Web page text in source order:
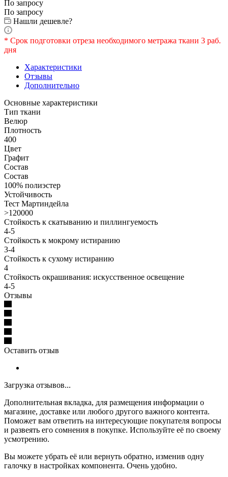
По запросу
По запросу
Нашли дешевле?
* Срок подготовки отреза необходимого метража ткани 3 раб.
дня
Характеристики
Отзывы
Дополнительно
Основные характеристики
Тип ткани
Велюр
Плотность
400
Цвет
Графит
Состав
Состав
100% полиэстер
Устойчивость
Тест Мартиндейла
>120000
Стойкость к скатыванию и пиллингуемость
4-5
Стойкость к мокрому истиранию
3-4
Стойкость к сухому истиранию
4
Стойкость окрашивания: искусственное освещение
4-5
Отзывы
Оставить отзыв
Загрузка отзывов...
Дополнительная вкладка, для размещения информации о
магазине, доставке или любого другого важного контента.
Поможет вам ответить на интересующие покупателя вопросы
и развеять его сомнения в покупке. Используйте её по своему
усмотрению.
Вы можете убрать её или вернуть обратно, изменив одну
галочку в настройках компонента. Очень удобно.